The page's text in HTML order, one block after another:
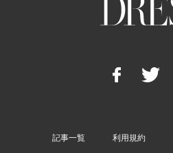
記事一覧 利用規約